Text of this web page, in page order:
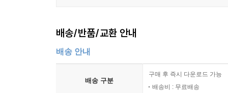
배송/반품/교환 안내
배송 안내
배송 구분
구매 후 즉시 다운로드 가능
배송비 : 무료배송